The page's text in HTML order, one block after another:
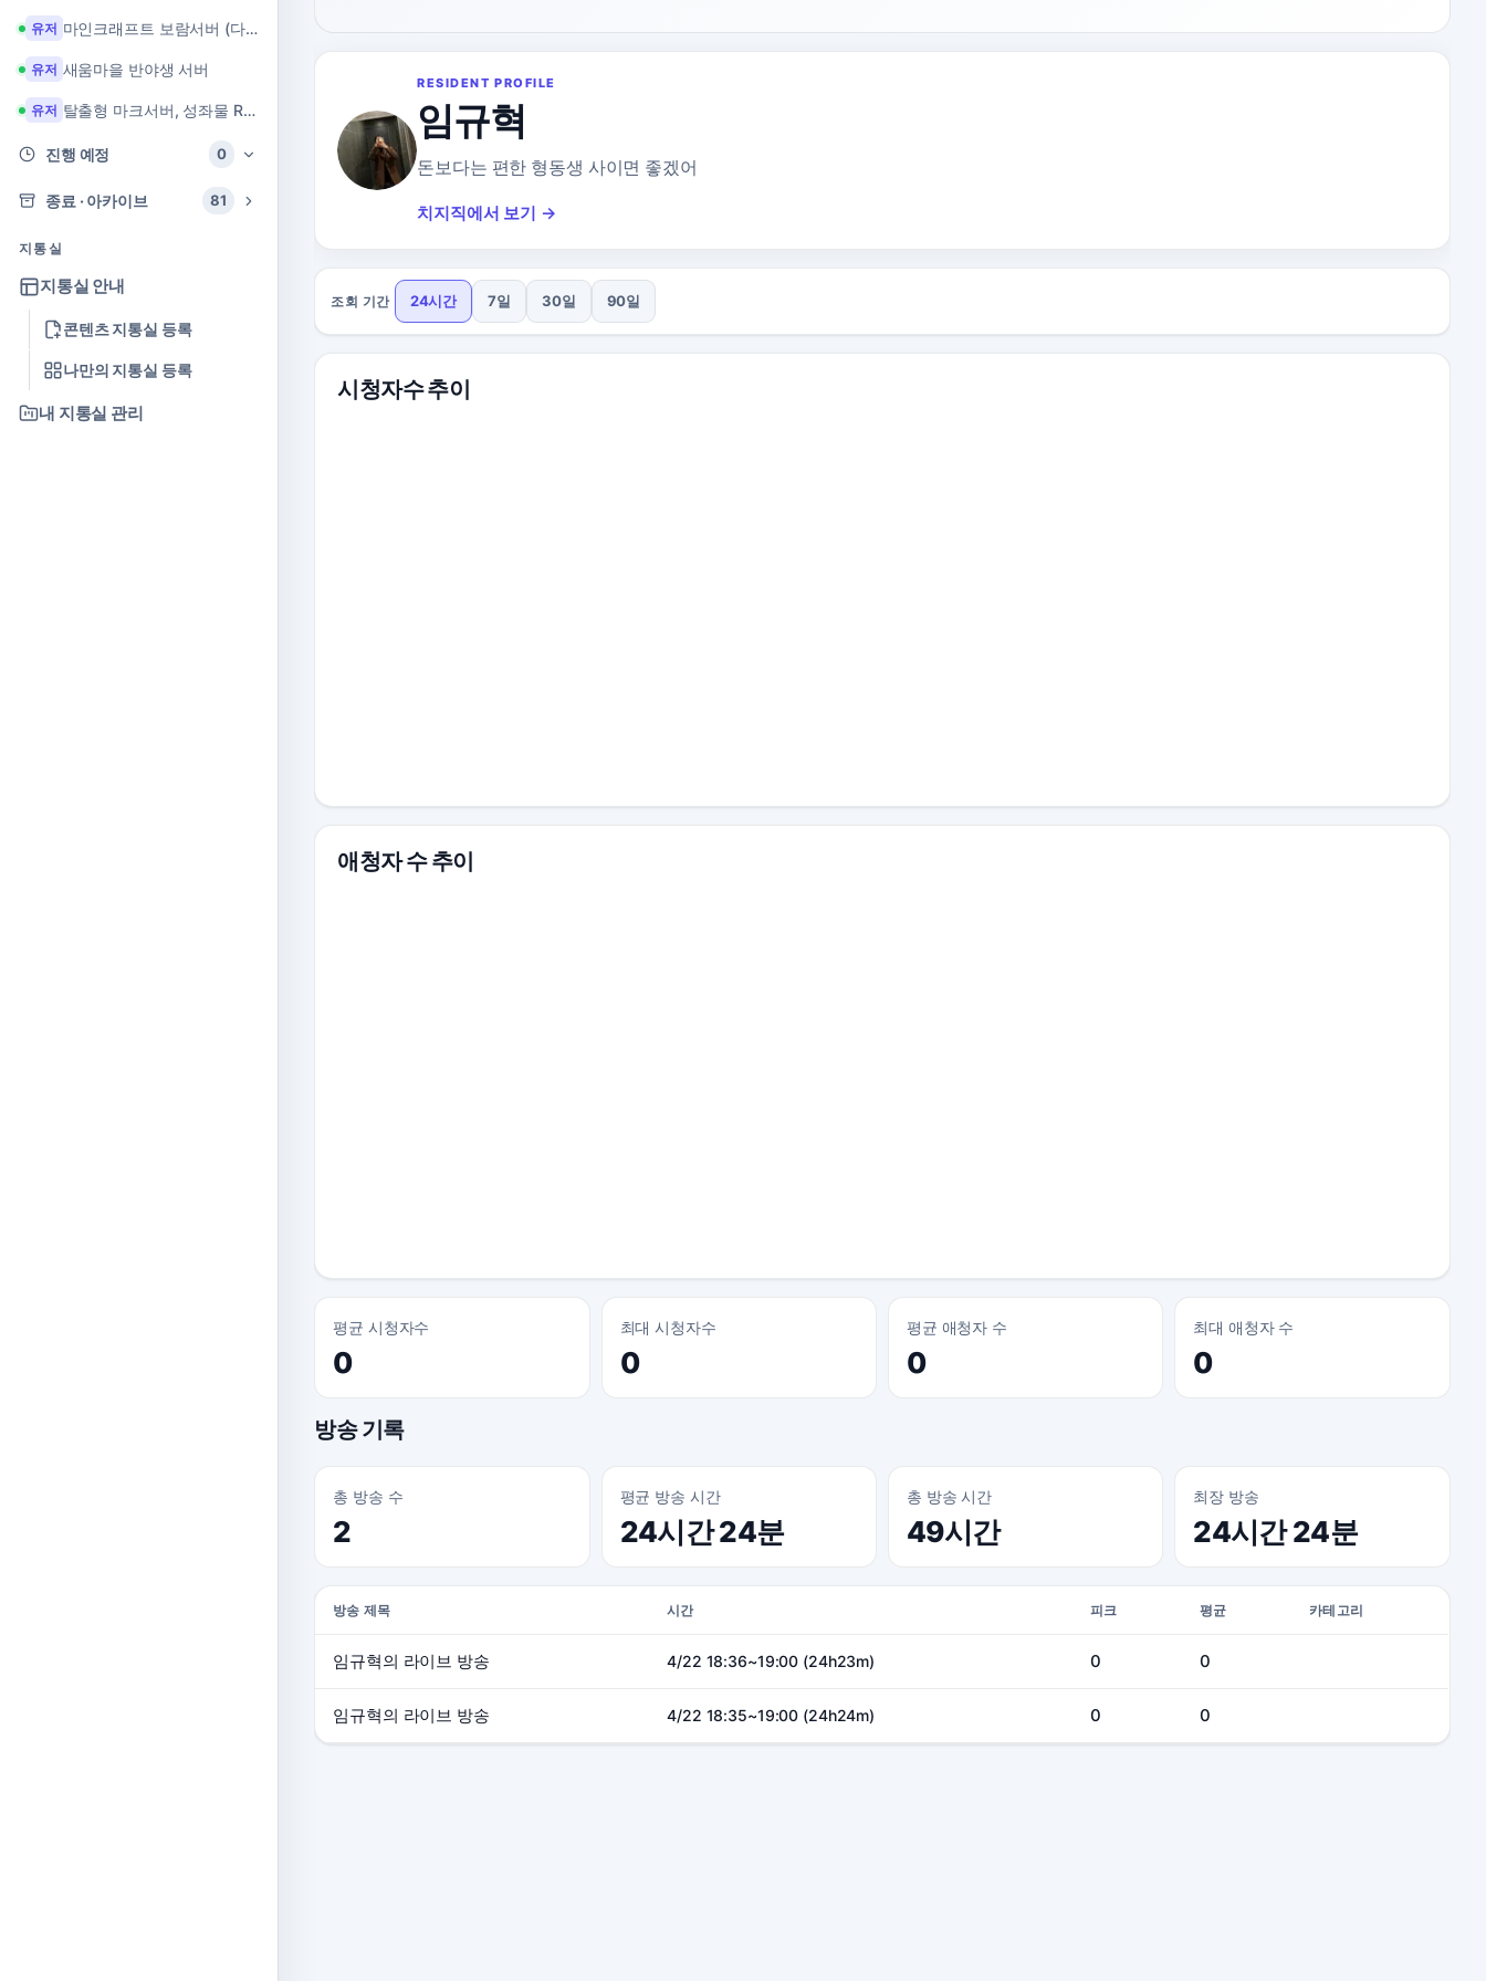
유저 마인크래프트 보람서버 (다이아 + 힐링 서버)
유저 새움마을 반야생 서버
유저 탈출형 마크서버, 성좌물 RPG 마크서버
진행 예정 0
종료 · 아카이브 81
지통실
지통실 안내
콘텐츠 지통실 등록
나만의 지통실 등록
내 지통실 관리
RESIDENT PROFILE
임규혁
돈보다는 편한 형동생 사이면 좋겠어
치지직에서 보기 →
조회 기간 24시간 7일 30일 90일
시청자수 추이
애청자 수 추이
평균 시청자수
0
최대 시청자수
0
평균 애청자 수
0
최대 애청자 수
0
방송 기록
총 방송 수
2
평균 방송 시간
24시간 24분
총 방송 시간
49시간
최장 방송
24시간 24분
방송 제목 시간 피크 평균 카테고리
임규혁의 라이브 방송 4/22 18:36~19:00 (24h23m) 0 0
임규혁의 라이브 방송 4/22 18:35~19:00 (24h24m) 0 0